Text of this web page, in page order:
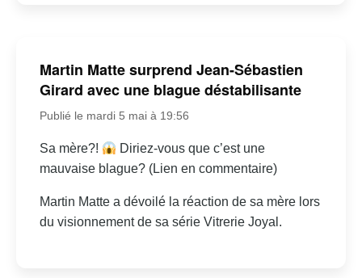
Martin Matte surprend Jean-Sébastien
Girard avec une blague déstabilisante
Publié le mardi 5 mai à 19:56
Sa mère?!
Diriez-vous que c’est une
mauvaise blague? (Lien en commentaire)
Martin Matte a dévoilé la réaction de sa mère lors
du visionnement de sa série Vitrerie Joyal.